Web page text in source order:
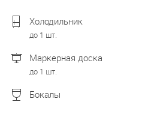
Холодильник
до 1 шт.
Маркерная доска
до 1 шт.
Бокалы